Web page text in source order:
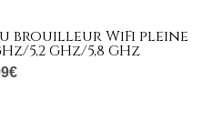
brouilleur WiFi pleine
5,2 GHz/5,8 GHz
€